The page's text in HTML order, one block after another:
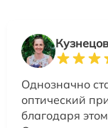
Однозначно
оптический
благодаря